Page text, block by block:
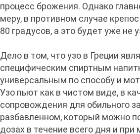
процесс брожения. Однако
меру, в противном случае
80 градусов, а это будет уже не
Дело в том, что узо в Греции
специфическим спиртным
универсальным по способу и
Узо пьют как в чистом виде, в
сопровождения для обильного
разбавленном, который можно
дозах в течение всего дня и